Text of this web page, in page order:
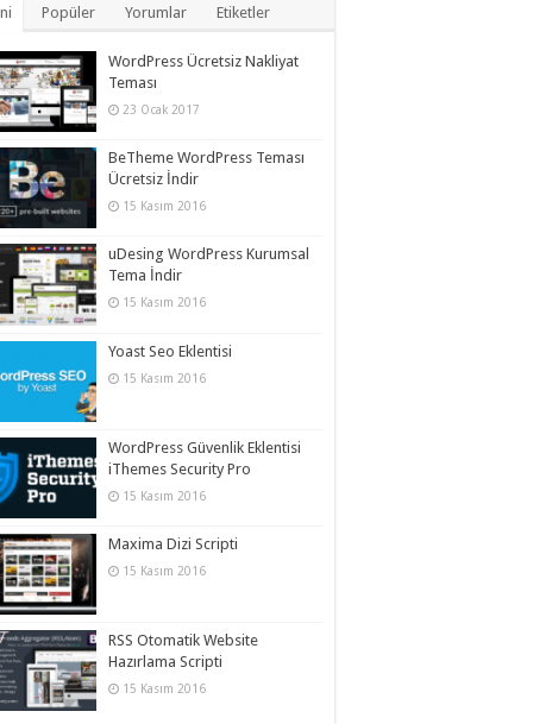
Popüler Yorumlar Etiketler
WordPress Ücretsiz Nakliyat
Teması
23 Ocak 2017
BeTheme WordPress Teması
Ücretsiz İndir
15 Kasım 2016
uDesing WordPress Kurumsal
Tema İndir
15 Kasım 2016
Yoast Seo Eklentisi
15 Kasım 2016
WordPress Güvenlik Eklentisi
iThemes Security Pro
15 Kasım 2016
Maxima Dizi Scripti
15 Kasım 2016
RSS Otomatik Website
Hazırlama Scripti
15 Kasım 2016